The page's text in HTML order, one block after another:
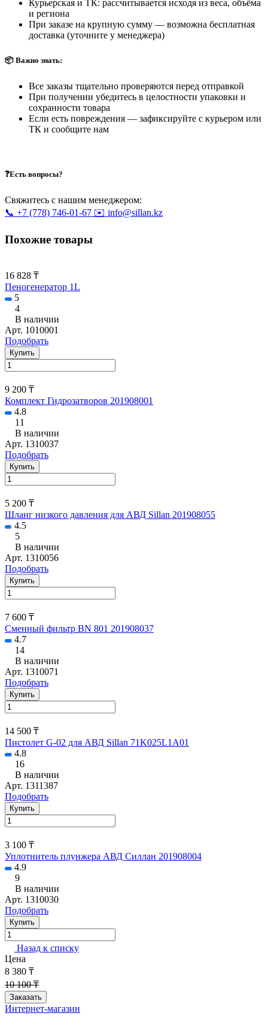
Курьерская и ТК: рассчитывается исходя из веса, объёма
и региона
При заказе на крупную сумму — возможна бесплатная
доставка (уточните у менеджера)
📦 Важно знать:
Все заказы тщательно проверяются перед отправкой
При получении убедитесь в целостности упаковки и
сохранности товара
Если есть повреждения — зафиксируйте с курьером или
ТК и сообщите нам
❓Есть вопросы?
Свяжитесь с нашим менеджером:
📞 +7 (778) 746-01-67 ✉️ info@sillan.kz
Похожие товары
16 828 ₸
Пеногенератор 1L
5
4
В наличии
Арт. 1010001
Подобрать
Купить
9 200 ₸
Комплект Гидрозатворов 201908001
4.8
11
В наличии
Арт. 1310037
Подобрать
Купить
5 200 ₸
Шланг низкого давления для АВД Sillan 201908055
4.5
5
В наличии
Арт. 1310056
Подобрать
Купить
7 600 ₸
Сменный фильтр BN 801 201908037
4.7
14
В наличии
Арт. 1310071
Подобрать
Купить
14 500 ₸
Пистолет G-02 для АВД Sillan 71K025L1A01
4.8
16
В наличии
Арт. 1311387
Подобрать
Купить
3 100 ₸
Уплотнитель плунжера АВД Силлан 201908004
4.9
9
В наличии
Арт. 1310030
Подобрать
Купить
Назад к списку
Цена
8 380 ₸
10 100 ₸
Заказать
Интернет-магазин